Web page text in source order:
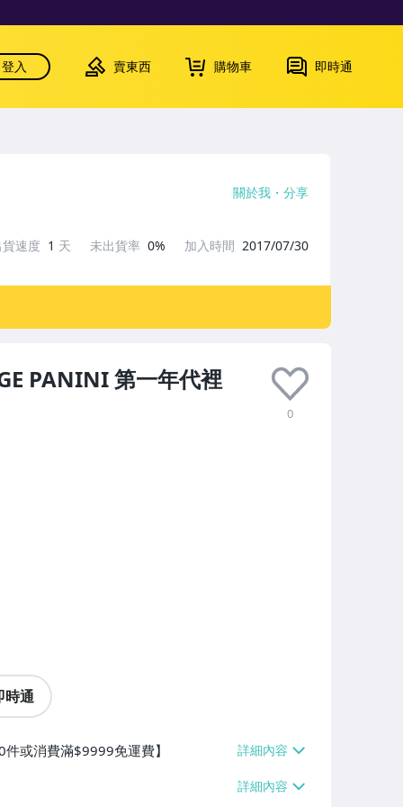
登入 賣東西 購物車 即時通
PANINI 第一年代裡
0
時通
或消費滿$9999免運費】
關於我 分享
速度 1 天 未出貨率 0% 加入時間 2017/07/30